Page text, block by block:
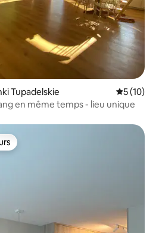
Tupadelskie
5 (10)
en même temps - lieu unique